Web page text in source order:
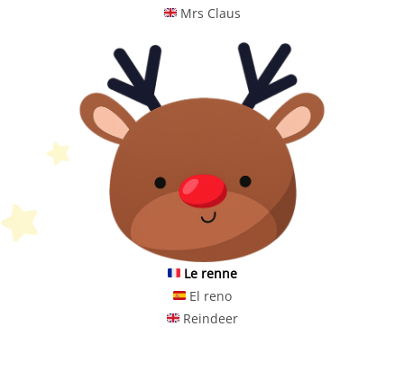
Mrs Claus
Le renne
El reno
Reindeer